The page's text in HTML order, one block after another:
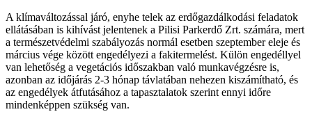
A klímaváltozással járó, enyhe telek az erdőgazdálkodási feladatok
ellátásában is kihívást jelentenek a Pilisi Parkerdő Zrt. számára, mert
a természetvédelmi szabályozás normál esetben szeptember eleje és
március vége között engedélyezi a fakitermelést. Külön engedéllyel
van lehetőség a vegetációs időszakban való munkavégzésre is,
azonban az időjárás 2-3 hónap távlatában nehezen kiszámítható, és
az engedélyek átfutásához a tapasztalatok szerint ennyi időre
mindenképpen szükség van.